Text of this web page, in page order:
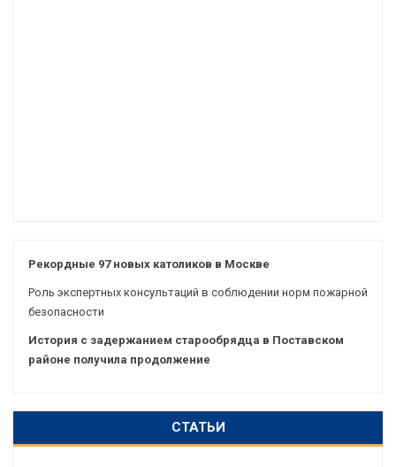
Рекордные 97 новых католиков в Москве
Роль экспертных консультаций в соблюдении норм пожарной
безопасности
История с задержанием старообрядца в Поставском
районе получила продолжение
СТАТЬИ